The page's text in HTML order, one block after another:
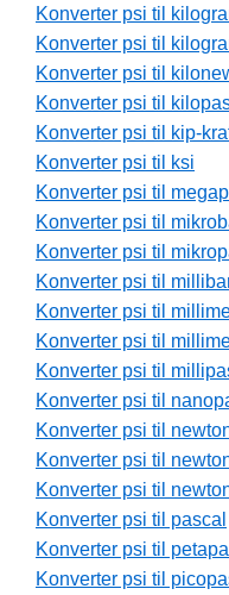
Konverter psi til
Konverter psi til
Konverter psi til
Konverter psi til
Konverter psi til kip-
Konverter psi til ksi
Konverter psi til
Konverter psi til
Konverter psi til
Konverter psi til
Konverter psi til
Konverter psi til
Konverter psi til
Konverter psi til
Konverter psi til
Konverter psi til
Konverter psi til
Konverter psi til pascal
Konverter psi til
Konverter psi til